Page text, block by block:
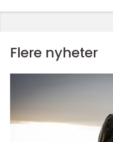
Flere nyheter